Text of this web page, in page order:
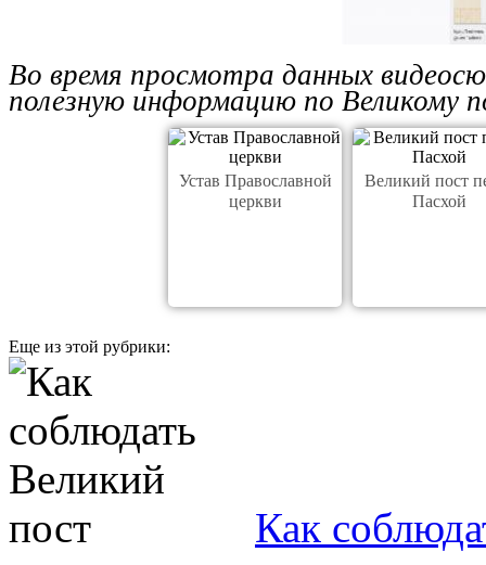
Во время просмотра данных
полезную информацию по Великому
Устав Православной
церкви
Великий пост
Пасхой
Еще из этой рубрики:
Как